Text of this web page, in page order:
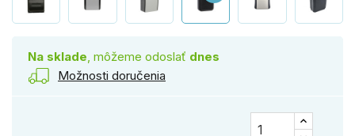
Na sklade, môžeme odoslať dnes
Možnosti doručenia